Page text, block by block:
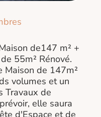
de147 m² +
55m² Rénové.
Maison de 147m²
volumes et un
Travaux de
elle saura
d'Espace et de